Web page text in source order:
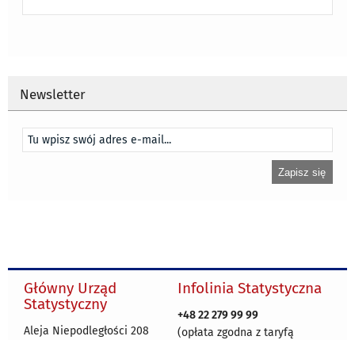
Newsletter
Główny Urząd
Statystyczny
Aleja Niepodległości 208
Infolinia Statystyczna
+48 22 279 99 99
(opłata zgodna z taryfą